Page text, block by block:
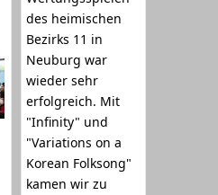
des heimischen
Bezirks 11 in
Neuburg war
wieder sehr
erfolgreich. Mit
"Infinity" und
"Variations on a
Korean Folksong"
kamen wir zu